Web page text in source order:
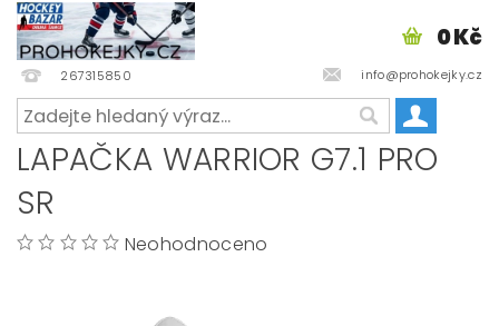
267315850 info@prohokejky.cz
0 Kč
LAPAČKA WARRIOR G7.1 PRO
SR
Neohodnoceno